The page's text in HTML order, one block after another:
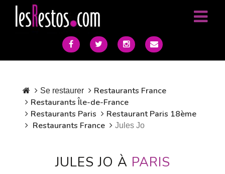
Se restaurer
Restaurants France
Restaurants Île-de-France
Restaurants Paris
Restaurant Paris 18ème
Restaurants France
Jules Jo
JULES JO À PARIS